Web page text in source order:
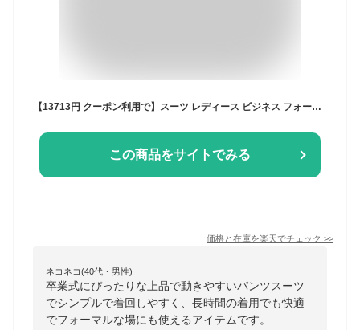
【13713円 クーポン利用で】スーツ レディース ビジネス フォーマル 大きいサイズ セットアップ パンツスーツ ビジネススーツ ママスーツ セレモニースーツ かっこいい 小さいサイズ 入学式 卒業式 40代 50代 30代 20代 入園式 卒園式 春 【裾上げサービス対象】
この商品をサイトでみる
価格と在庫を楽天でチェック >>
ネコネコ(40代・男性)
卒業式にぴったりな上品で動きやすいパンツスーツ
でシンプルで着回しやすく、長時間の着用でも快適
でフォーマルな場にも使えるアイテムです。